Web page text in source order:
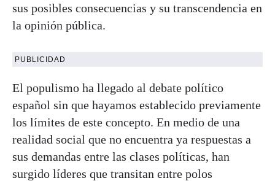
sus posibles consecuencias y su transcendencia en
la opinión pública.
PUBLICIDAD
El populismo ha llegado al debate político
español sin que hayamos establecido previamente
los límites de este concepto. En medio de una
realidad social que no encuentra ya respuestas a
sus demandas entre las clases políticas, han
surgido líderes que transitan entre polos